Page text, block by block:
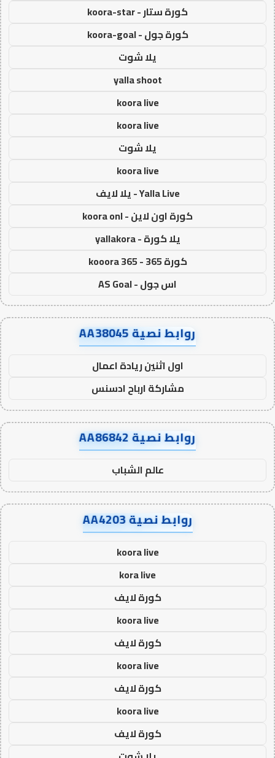
كورة ستار - koora-star
كورة جول - koora-goal
يلا شوت
yalla shoot
koora live
koora live
يلا شوت
koora live
Yalla Live - يلا لايف
كورة اون لاين - koora onl
يلا كورة - yallakora
كورة 365 - kooora 365
اس جول - AS Goal
روابط نصية AA38045
اول اثنين ريادة اعمال
مشاركة ارباح ادسنس
روابط نصية AA86842
عالم الشباب
روابط نصية AA4203
koora live
kora live
كورة لايف
koora live
كورة لايف
koora live
كورة لايف
koora live
كورة لايف